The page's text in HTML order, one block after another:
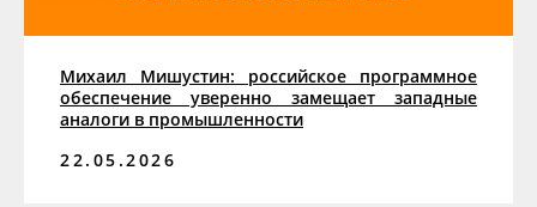
Михаил Мишустин: российское программное
обеспечение уверенно замещает западные
аналоги в промышленности
22.05.2026